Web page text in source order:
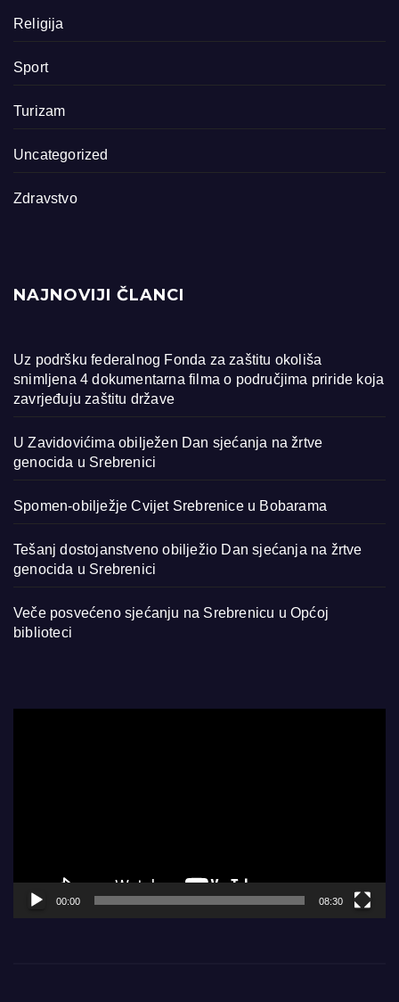
Religija
Sport
Turizam
Uncategorized
Zdravstvo
NAJNOVIJI ČLANCI
Uz podršku federalnog Fonda za zaštitu okoliša
snimljena 4 dokumentarna filma o područjima priride koja
zavrjeđuju zaštitu države
U Zavidovićima obilježen Dan sjećanja na žrtve
genocida u Srebrenici
Spomen-obilježje Cvijet Srebrenice u Bobarama
Tešanj dostojanstveno obilježio Dan sjećanja na žrtve
genocida u Srebrenici
Veče posvećeno sjećanju na Srebrenicu u Općoj
biblioteci
00:00 08:30